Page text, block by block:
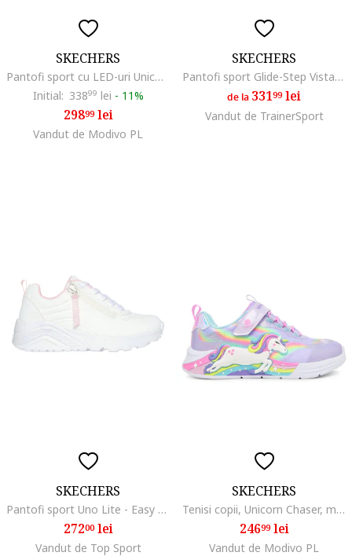
SKECHERS
Pantofi sport cu LED-uri Unicorn Dreams, Multicolor
Initial: 33899 lei - 11%
29899lei
Vandut de Modivo PL
SKECHERS
Pantofi sport Glide-Step Vista Lane Slip-Ins, Negru
de la 33199lei
Vandut de TrainerSport
SKECHERS
Pantofi sport Uno Lite - Easy Zip 49069, Alb
27200lei
Vandut de Top Sport
SKECHERS
Tenisi copii, Unicorn Chaser, multicolor, textil,
24699lei
Vandut de Modivo PL